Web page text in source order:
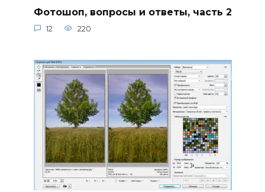
Фотошоп, вопросы и ответы, часть 2
12 220